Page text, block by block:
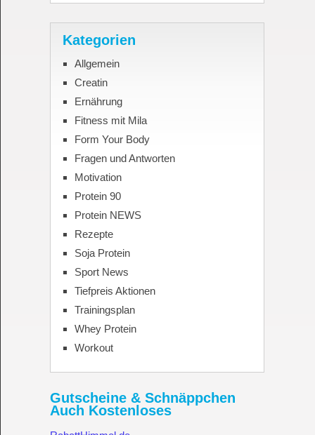
Kategorien
Allgemein
Creatin
Ernährung
Fitness mit Mila
Form Your Body
Fragen und Antworten
Motivation
Protein 90
Protein NEWS
Rezepte
Soja Protein
Sport News
Tiefpreis Aktionen
Trainingsplan
Whey Protein
Workout
Gutscheine & Schnäppchen
Auch Kostenloses